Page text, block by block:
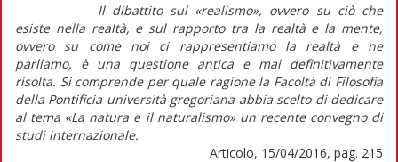
Il dibattito sul «realismo», ovvero su ciò che
esiste nella realtà, e sul rapporto tra la realtà e la mente,
ovvero su come noi ci rappresentiamo la realtà e ne
parliamo, è una questione antica e mai definitivamente
risolta. Si comprende per quale ragione la Facoltà di Filosofia
della Pontificia università gregoriana abbia scelto di dedicare
al tema «La natura e il naturalismo» un recente convegno di
studi internazionale.
Articolo, 15/04/2016, pag. 215